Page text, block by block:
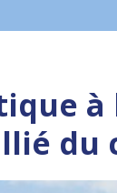
à
du